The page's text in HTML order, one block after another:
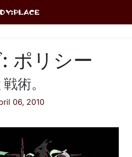
ポリシー
術。
06, 2010